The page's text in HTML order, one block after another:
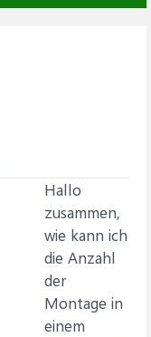
Hallo
zusammen,
wie kann ich
die Anzahl
der
Montage in
einem